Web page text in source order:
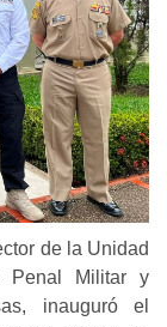
de la Unidad
Penal Militar y
inauguró el